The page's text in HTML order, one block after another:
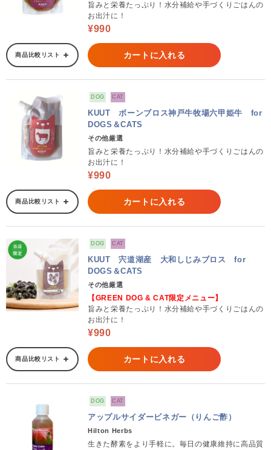
旨みと栄養たっぷり！水分補給や手づくりごはんの
お出汁に！
¥990
商品比較リスト カートに入れる
DOG CAT
KUUT ボーンブロス神戸牛牧場六甲姫牛 for
DOGS＆CATS
その他厳選
旨みと栄養たっぷり！水分補給や手づくりごはんの
お出汁に！
¥990
商品比較リスト カートに入れる
DOG CAT
KUUT 宍道湖産 大和しじみブロス for
DOGS＆CATS
その他厳選
【GREEN DOG & CAT限定メニュー】
旨みと栄養たっぷり！水分補給や手づくりごはんの
お出汁に！
¥990
商品比較リスト カートに入れる
DOG CAT
アップルサイダービネガー（りんご酢）
Hilton Herbs
生きた酵素をより手軽に。毎日の健康維持に高品質